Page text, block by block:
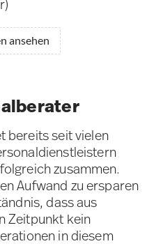
ansehen
bereits seit vielen
zusammen.
Aufwand zu ersparen
dass aus
Zeitpunkt kein
in diesem